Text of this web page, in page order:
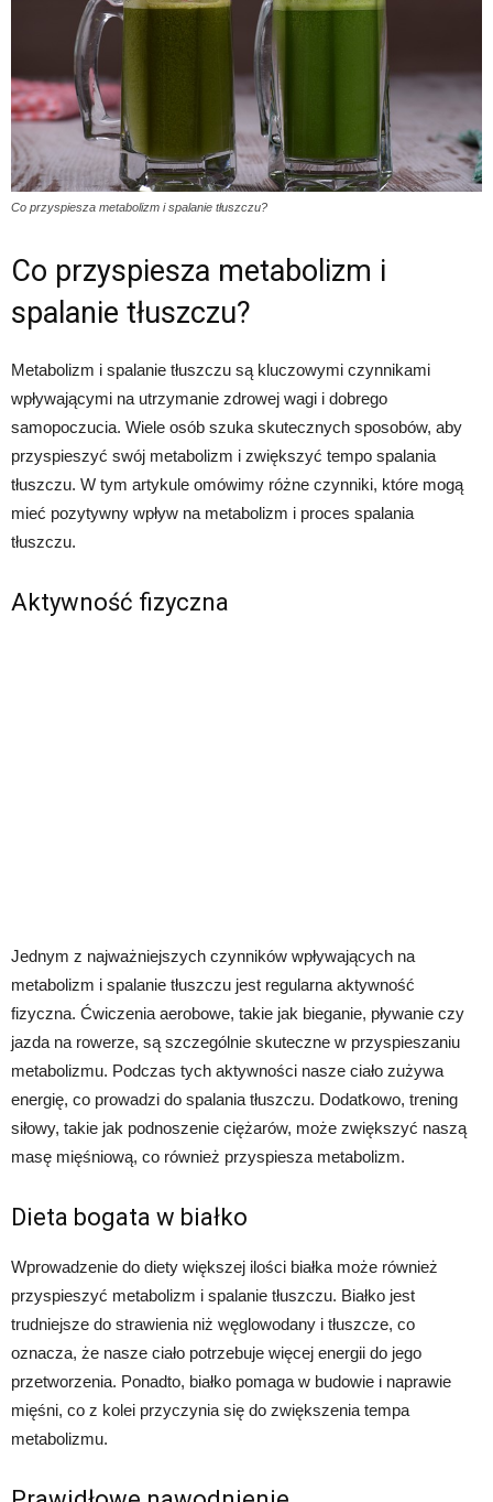
Co przyspiesza metabolizm i spalanie tłuszczu?
Co przyspiesza metabolizm i
spalanie tłuszczu?
Metabolizm i spalanie tłuszczu są kluczowymi czynnikami
wpływającymi na utrzymanie zdrowej wagi i dobrego
samopoczucia. Wiele osób szuka skutecznych sposobów, aby
przyspieszyć swój metabolizm i zwiększyć tempo spalania
tłuszczu. W tym artykule omówimy różne czynniki, które mogą
mieć pozytywny wpływ na metabolizm i proces spalania
tłuszczu.
Aktywność fizyczna
Jednym z najważniejszych czynników wpływających na
metabolizm i spalanie tłuszczu jest regularna aktywność
fizyczna. Ćwiczenia aerobowe, takie jak bieganie, pływanie czy
jazda na rowerze, są szczególnie skuteczne w przyspieszaniu
metabolizmu. Podczas tych aktywności nasze ciało zużywa
energię, co prowadzi do spalania tłuszczu. Dodatkowo, trening
siłowy, takie jak podnoszenie ciężarów, może zwiększyć naszą
masę mięśniową, co również przyspiesza metabolizm.
Dieta bogata w białko
Wprowadzenie do diety większej ilości białka może również
przyspieszyć metabolizm i spalanie tłuszczu. Białko jest
trudniejsze do strawienia niż węglowodany i tłuszcze, co
oznacza, że nasze ciało potrzebuje więcej energii do jego
przetworzenia. Ponadto, białko pomaga w budowie i naprawie
mięśni, co z kolei przyczynia się do zwiększenia tempa
metabolizmu.